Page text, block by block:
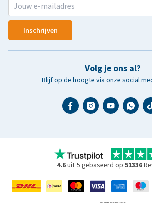
Inschrijven
Volg je ons al?
Blijf op de hoogte via onze social
4.6uit 5 gebaseerd op 51336